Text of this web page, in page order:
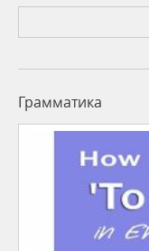
Грамматика